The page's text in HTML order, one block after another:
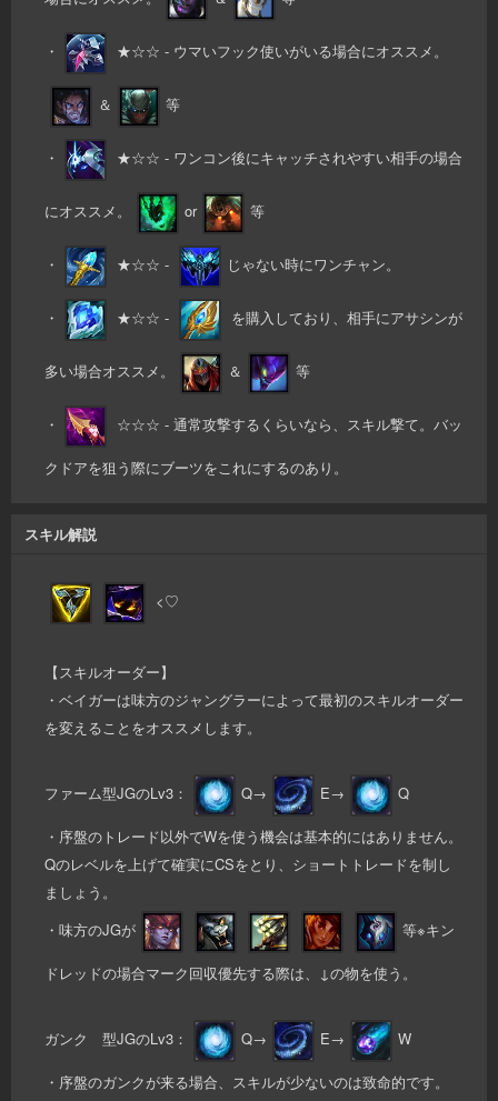
・ ★☆☆ - ウマいフック使いがいる場合にオススメ。
＆ 等
・ ★☆☆ - ワンコン後にキャッチされやすい相手の場合
にオススメ。 or 等
・ ★☆☆ - じゃない時にワンチャン。
・ ★☆☆ - を購入しており、相手にアサシンが
多い場合オススメ。 ＆ 等
・ ☆☆☆ - 通常攻撃するくらいなら、スキル撃て。バッ
クドアを狙う際にブーツをこれにするのあり。
スキル解説
<♡
【スキルオーダー】
・ベイガーは味方のジャングラーによって最初のスキルオーダー
を変えることをオススメします。
ファーム型JGのLv3： Q→ E→ Q
・序盤のトレード以外でWを使う機会は基本的にはありません。
Qのレベルを上げて確実にCSをとり、ショートトレードを制し
ましょう。
・味方のJGが
等※キン
ドレッドの場合マーク回収優先する際は、↓の物を使う。
ガンク 型JGのLv3： Q→ E→ W
・序盤のガンクが来る場合、スキルが少ないのは致命的です。